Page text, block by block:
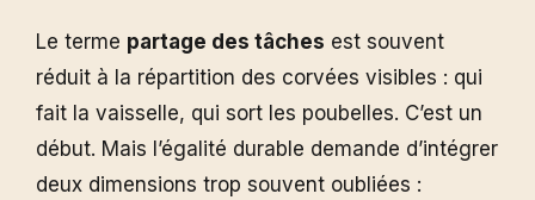
Le terme partage des tâches est souvent
réduit à la répartition des corvées visibles : qui
fait la vaisselle, qui sort les poubelles. C’est un
début. Mais l’égalité durable demande d’intégrer
deux dimensions trop souvent oubliées :